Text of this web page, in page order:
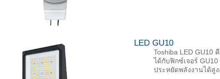
LED GU10
Toshiba LED GU10
ได้กับฟิกซ์เจอร์
ประหยัดพลังงานได้สู